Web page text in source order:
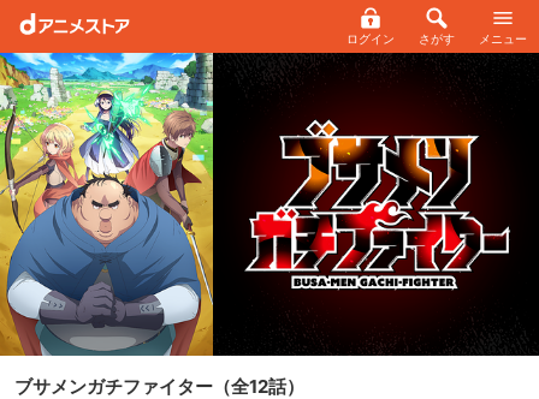
ログイン さがす メニュー
ブサメンガチファイター （全12話）